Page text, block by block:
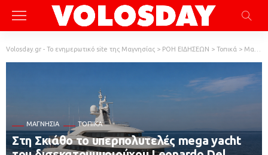
Volosday.gr - Το ενημερωτικό site της Μαγνησίας > ΡΟΗ ΕΙΔΗΣΕΩΝ > Τοπικά > Μαγνησία
ΜΑΓΝΗΣΊΑ ΤΟΠΙΚΆ
Στη Σκιάθο το υπερπολυτελές mega yacht